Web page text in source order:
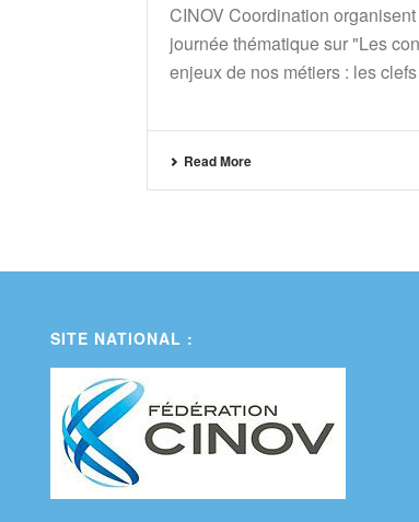
CINOV Coordination
journée thématique sur "Les
enjeux de nos métiers : les
Read More
SITE NATIONAL :